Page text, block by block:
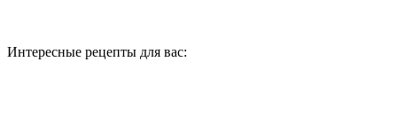
Интересные рецепты для вас: